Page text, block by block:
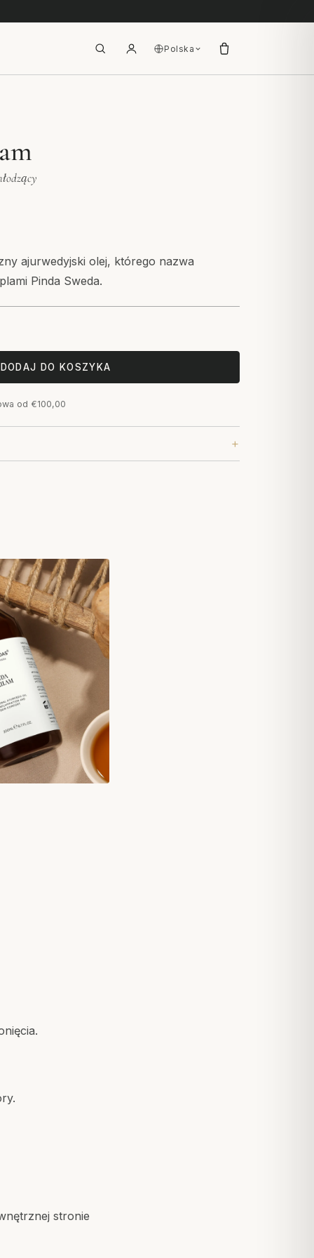
Polska
ajurwedyjski olej, którego nazwa
Pinda Sweda.
DODAJ DO KOSZYKA
od €100,00
stronie